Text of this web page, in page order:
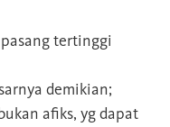
tertinggi
demikian;
afiks, yg dapat